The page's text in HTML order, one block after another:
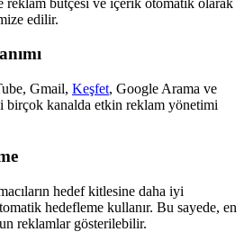
edilir.
Gmail, Keşfet, Google Arama ve
birçok kanalda etkin reklam yönetimi
hedef kitlesine daha iyi
hedefleme kullanır. Bu sayede, en
reklamlar gösterilebilir.